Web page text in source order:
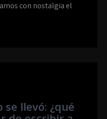
con nostalgia el
se llevó: ¿qué